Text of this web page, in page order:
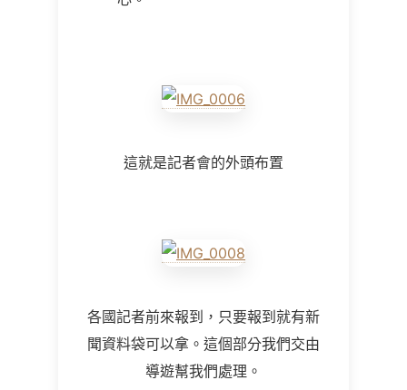
這就是記者會的外頭布置
各國記者前來報到，只要報到就有新
聞資料袋可以拿。這個部分我們交由
導遊幫我們處理。